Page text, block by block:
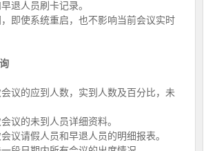
退人员刷卡记录。
即使系统重启，也不影响当前会议实时
议的应到人数，实到人数及百分比，未
议的未到人员详细资料。
议请假人员和早退人员的明细报表。